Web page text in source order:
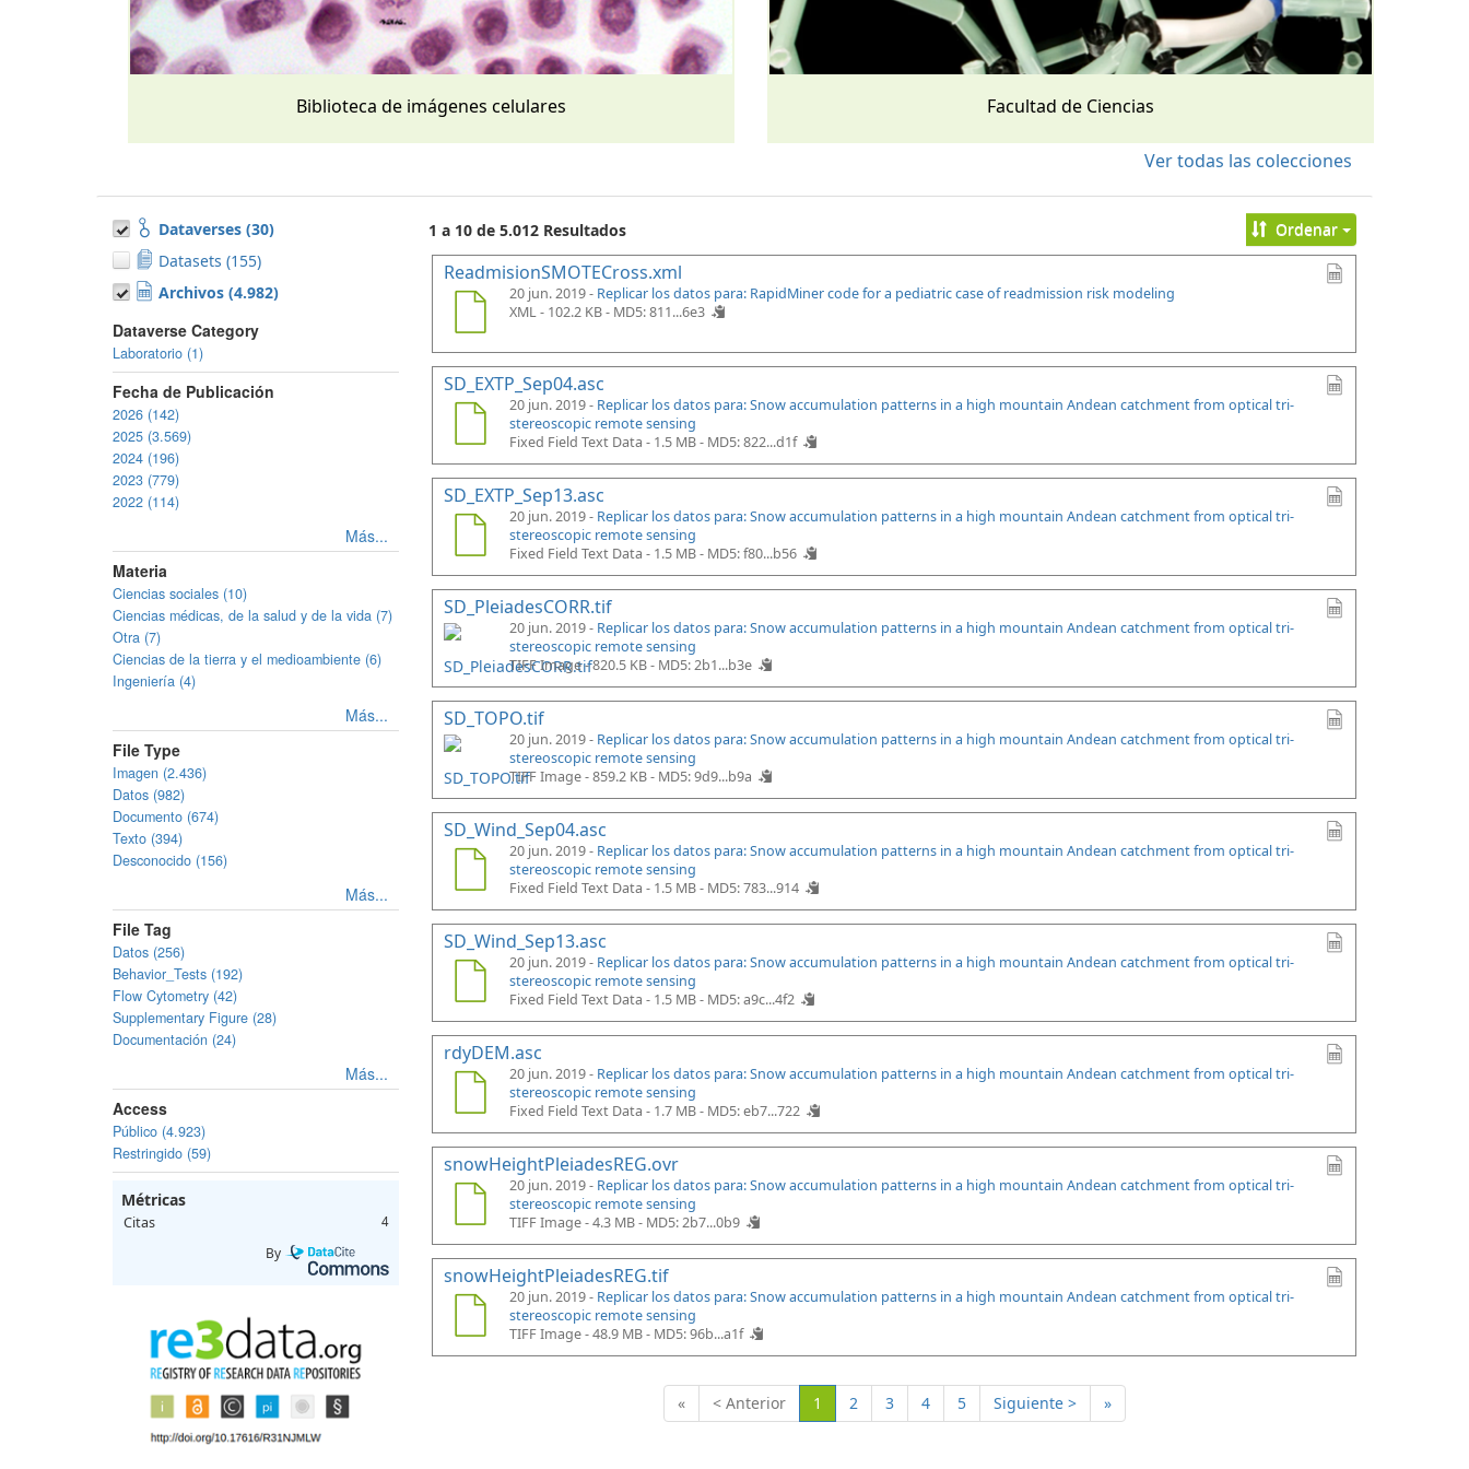
Biblioteca de imágenes celulares Facultad de Ciencias
Ver todas las colecciones
Dataverses (30)
Datasets (155)
Archivos (4.982)
Dataverse Category
Laboratorio (1)
Fecha de Publicación
2026 (142)
2025 (3.569)
2024 (196)
2023 (779)
2022 (114)
Más...
Materia
Ciencias sociales (10)
Ciencias médicas, de la salud y de la vida (7)
Otra (7)
Ciencias de la tierra y el medioambiente (6)
Ingeniería (4)
Más...
File Type
Imagen (2.436)
Datos (982)
Documento (674)
Texto (394)
Desconocido (156)
Más...
File Tag
Datos (256)
Behavior_Tests (192)
Flow Cytometry (42)
Supplementary Figure (28)
Documentación (24)
Más...
Access
Público (4.923)
Restringido (59)
Métricas
Citas 4
By
1 a 10 de 5.012 Resultados Ordenar
ReadmisionSMOTECross.xml
20 jun. 2019 - Replicar los datos para: RapidMiner code for a pediatric case of readmission risk modeling
XML - 102.2 KB - MD5: 811...6e3
SD_EXTP_Sep04.asc
20 jun. 2019 - Replicar los datos para: Snow accumulation patterns in a high mountain Andean catchment from optical tri-
stereoscopic remote sensing
Fixed Field Text Data - 1.5 MB - MD5: 822...d1f
SD_EXTP_Sep13.asc
20 jun. 2019 - Replicar los datos para: Snow accumulation patterns in a high mountain Andean catchment from optical tri-
stereoscopic remote sensing
Fixed Field Text Data - 1.5 MB - MD5: f80...b56
SD_PleiadesCORR.tif
20 jun. 2019 - Replicar los datos para: Snow accumulation patterns in a high mountain Andean catchment from optical tri-
stereoscopic remote sensing
TIFF Image - 820.5 KB - MD5: 2b1...b3e
SD_TOPO.tif
20 jun. 2019 - Replicar los datos para: Snow accumulation patterns in a high mountain Andean catchment from optical tri-
stereoscopic remote sensing
TIFF Image - 859.2 KB - MD5: 9d9...b9a
SD_Wind_Sep04.asc
20 jun. 2019 - Replicar los datos para: Snow accumulation patterns in a high mountain Andean catchment from optical tri-
stereoscopic remote sensing
Fixed Field Text Data - 1.5 MB - MD5: 783...914
SD_Wind_Sep13.asc
20 jun. 2019 - Replicar los datos para: Snow accumulation patterns in a high mountain Andean catchment from optical tri-
stereoscopic remote sensing
Fixed Field Text Data - 1.5 MB - MD5: a9c...4f2
rdyDEM.asc
20 jun. 2019 - Replicar los datos para: Snow accumulation patterns in a high mountain Andean catchment from optical tri-
stereoscopic remote sensing
Fixed Field Text Data - 1.7 MB - MD5: eb7...722
snowHeightPleiadesREG.ovr
20 jun. 2019 - Replicar los datos para: Snow accumulation patterns in a high mountain Andean catchment from optical tri-
stereoscopic remote sensing
TIFF Image - 4.3 MB - MD5: 2b7...0b9
snowHeightPleiadesREG.tif
20 jun. 2019 - Replicar los datos para: Snow accumulation patterns in a high mountain Andean catchment from optical tri-
stereoscopic remote sensing
TIFF Image - 48.9 MB - MD5: 96b...a1f
« < Anterior 1 (Actual)
2 3 4 5 Siguiente > »